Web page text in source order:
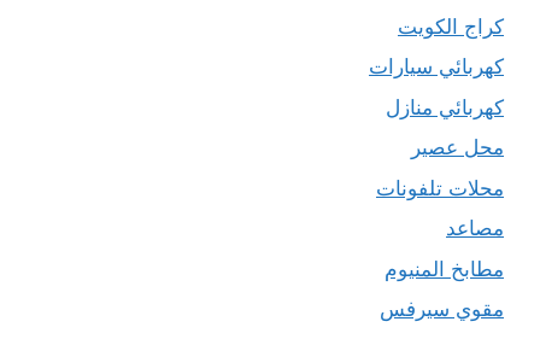
كراج الكويت
كهربائي سيارات
كهربائي منازل
محل عصير
محلات تلفونات
مصاعد
مطابخ المنيوم
مقوي سيرفس